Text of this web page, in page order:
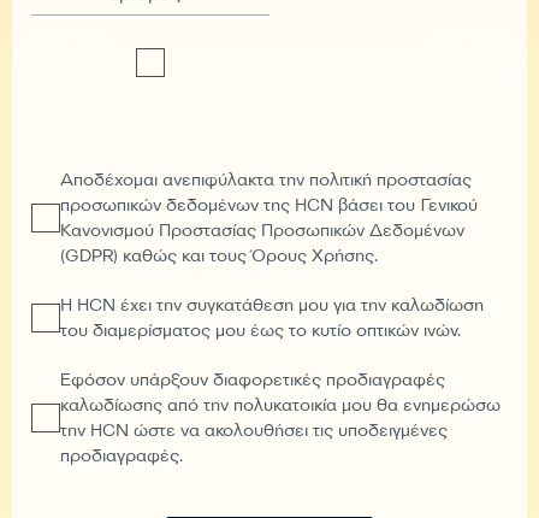
Αποδέχομαι ανεπιφύλακτα την πολιτική προστασίας
προσωπικών δεδομένων της HCN βάσει του Γενικού
Κανονισμού Προστασίας Προσωπικών Δεδομένων
(GDPR) καθώς και τους Όρους Χρήσης.
Η HCN έχει την συγκατάθεση μου για την καλωδίωση
του διαμερίσματος μου έως το κυτίο οπτικών ινών.
Εφόσον υπάρξουν διαφορετικές προδιαγραφές
καλωδίωσης από την πολυκατοικία μου θα ενημερώσω
την HCN ώστε να ακολουθήσει τις υποδειγμένες
προδιαγραφές.